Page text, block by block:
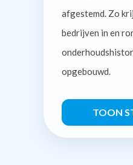
afgestemd. Zo
bedrijven in en
opgebouwd.
TOON